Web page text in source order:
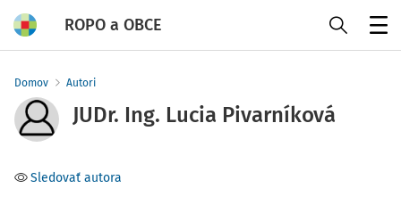
ROPO a OBCE
Domov Autori
JUDr. Ing. Lucia Pivarníková
Sledovať autora